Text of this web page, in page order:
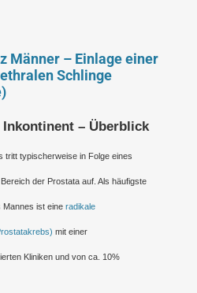
Männer – Einlage einer
Schlinge
– Überblick
tritt typischerweise in Folge eines
der Prostata auf. Als häufigste
Mannes ist eine radikale
mit einer
Kliniken und von ca. 10%